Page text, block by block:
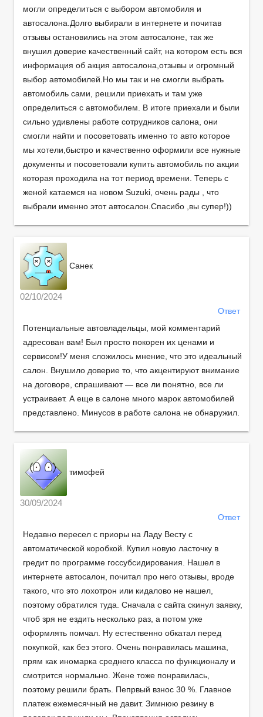
могли определиться с выбором автомобиля и
автосалона.Долго выбирали в интернете и почитав
отзывы остановились на этом автосалоне, так же
внушил доверие качественный сайт, на котором есть вся
информация об акция автосалона,отзывы и огромный
выбор автомобилей.Но мы так и не смогли выбрать
автомобиль сами, решили приехать и там уже
определиться с автомобилем. В итоге приехали и были
сильно удивлены работе сотрудников салона, они
смогли найти и посоветовать именно то авто которое
мы хотели,быстро и качественно оформили все нужные
документы и посоветовали купить автомобиль по акции
которая проходила на тот период времени. Теперь с
женой катаемся на новом Suzuki, очень рады , что
выбрали именно этот автосалон.Спасибо ,вы супер!))
Санек
02/10/2024
Ответ
Потенциальные автовладельцы, мой комментарий
адресован вам! Был просто покорен их ценами и
сервисом!У меня сложилось мнение, что это идеальный
салон. Внушило доверие то, что акцентируют внимание
на договоре, спрашивают — все ли понятно, все ли
устраивает. А еще в салоне много марок автомобилей
представлено. Минусов в работе салона не обнаружил.
тимофей
30/09/2024
Ответ
Недавно пересел с приоры на Ладу Весту с
автоматической коробкой. Купил новую ласточку в
гредит по программе госсубсидирования. Нашел в
интернете автосалон, почитал про него отзывы, вроде
такого, что это лохотрон или кидалово не нашел,
поэтому обратился туда. Сначала с сайта скинул заявку,
чтоб зря не ездить несколько раз, а потом уже
оформлять помчал. Ну естественно обкатал перед
покупкой, как без этого. Очень понравилась машина,
прям как иномарка среднего класса по функционалу и
смотрится нормально. Жене тоже понравилась,
поэтому решили брать. Пепрвый взнос 30 %. Главное
платеж ежемесячный не давит. Зимнюю резину в